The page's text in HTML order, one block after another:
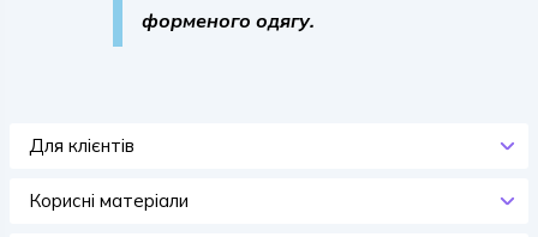
форменого одягу.
Для клієнтів
Корисні матеріали